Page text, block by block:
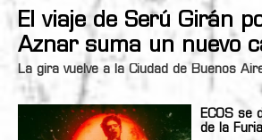
El viaje de Serú Girán
Aznar suma un nuevo
La gira vuelve a la Ciudad de Buenos
ECOS se
de la Furia